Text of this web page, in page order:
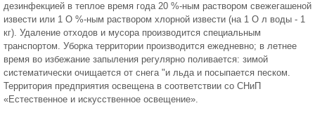
дезинфекцией в теплое время года 20 %-ным раствором свежегашеной
извести или 1 О %-ным раствором хлорной извести (на 1 О л воды - 1
кг). Удаление отходов и мусора производится специальным
транспортом. Уборка территории производится ежедневно; в летнее
время во избежание запыления регулярно поливается: зимой
систематически очищается от снега "и льда и посыпается песком.
Территория предприятия освещена в соответствии со СНиП
«Естественное и искусственное освещение».